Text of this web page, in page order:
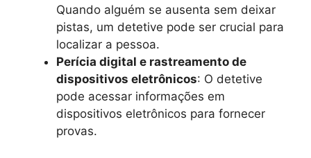
Quando alguém se ausenta sem deixar
pistas, um detetive pode ser crucial para
localizar a pessoa.
Perícia digital e rastreamento de
dispositivos eletrônicos: O detetive
pode acessar informações em
dispositivos eletrônicos para fornecer
provas.